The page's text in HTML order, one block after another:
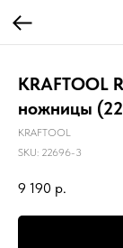
KRAFTOOL
ножницы
KRAFTOOL
SKU: 22696-3
9 190 р.